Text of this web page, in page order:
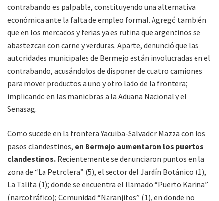
contrabando es palpable, constituyendo una alternativa
económica ante la falta de empleo formal. Agregó también
que en los mercados y ferias ya es rutina que argentinos se
abastezcan con carne y verduras. Aparte, denunció que las
autoridades municipales de Bermejo están involucradas en el
contrabando, acusándolos de disponer de cuatro camiones
para mover productos a uno y otro lado de la frontera;
implicando en las maniobras a la Aduana Nacional y el
Senasag.
Como sucede en la frontera Yacuiba-Salvador Mazza con los
pasos clandestinos, en Bermejo aumentaron los puertos
clandestinos. Recientemente se denunciaron puntos en la
zona de “La Petrolera” (5), el sector del Jardín Botánico (1),
La Talita (1); donde se encuentra el llamado “Puerto Karina”
(narcotráfico); Comunidad “Naranjitos” (1), en donde no